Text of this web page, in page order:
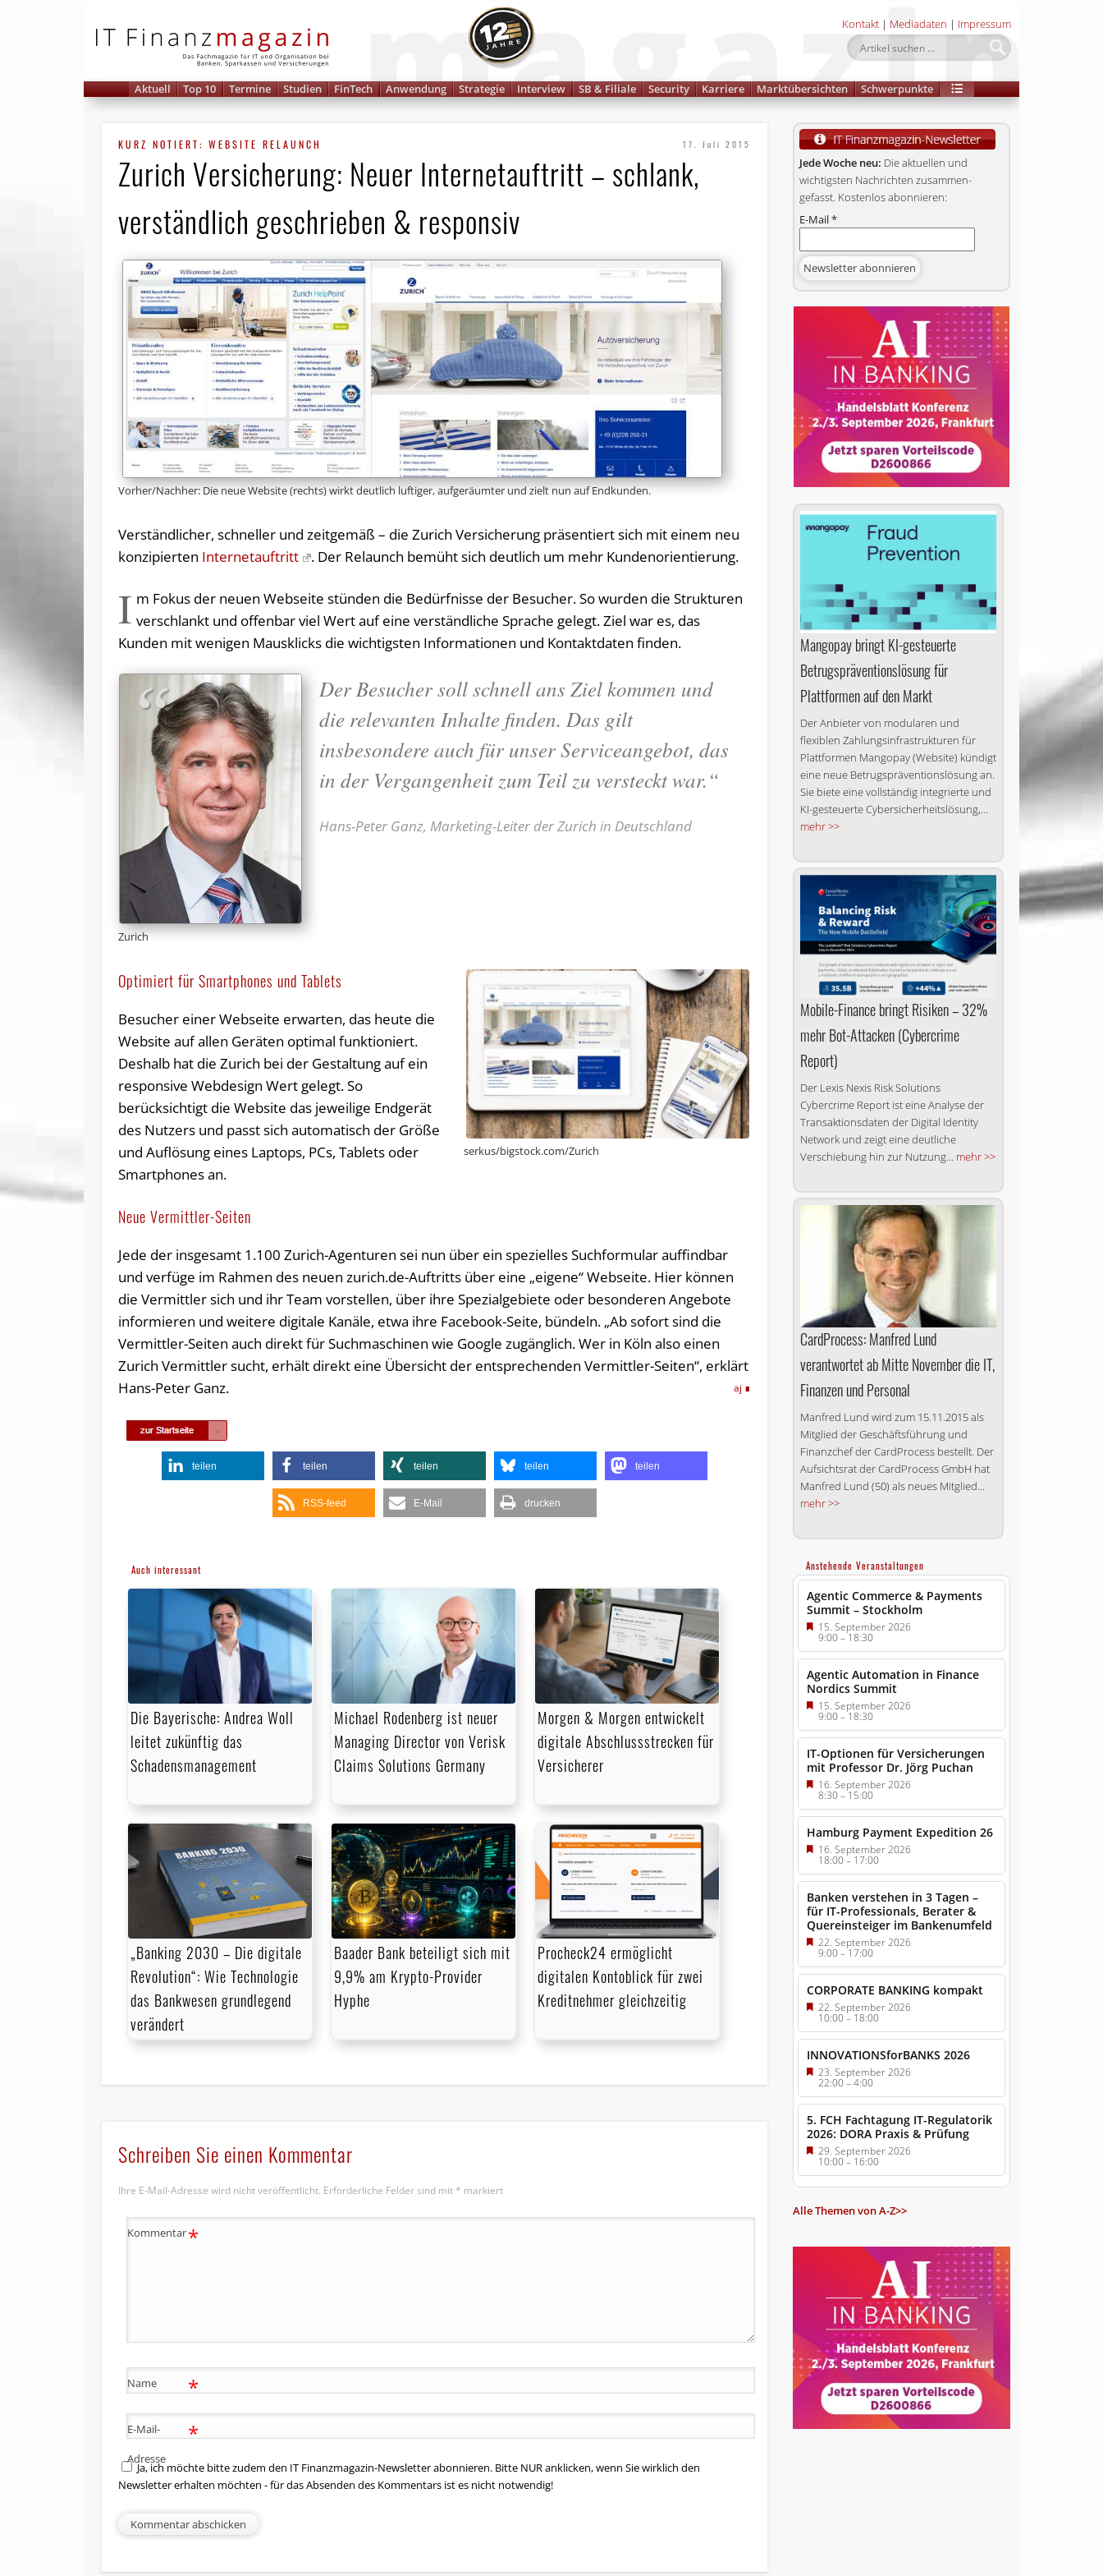
Kontakt | Mediadaten | Impressum
Aktuell Top 10 Termine Studien FinTech Anwendung Strategie Interview SB & Filiale Security Karriere Marktübersichten Schwerpunkte
KURZ NOTIERT: WEBSITE RELAUNCH 17. Juli 2015
Zurich Versicherung: Neuer Internetauftritt – schlank,
verständlich geschrieben & responsiv
Vorher/Nachher: Die neue Website (rechts) wirkt deutlich luftiger, aufgeräumter und zielt nun auf Endkunden.
Verständlicher, schneller und zeitgemäß – die Zurich Versicherung präsentiert sich mit einem neu
konzipierten Internetauftritt . Der Relaunch bemüht sich deutlich um mehr Kundenorientierung.
I m Fokus der neuen Webseite stünden die Bedürfnisse der Besucher. So wurden die Strukturen
verschlankt und offenbar viel Wert auf eine verständliche Sprache gelegt. Ziel war es, das
Kunden mit wenigen Mausklicks die wichtigsten Informationen und Kontaktdaten finden.
Zurich
Der Besucher soll schnell ans Ziel kommen und
die relevanten Inhalte finden. Das gilt
insbesondere auch für unser Serviceangebot, das
in der Vergangenheit zum Teil zu versteckt war.“
Hans-Peter Ganz, Marketing-Leiter der Zurich in Deutschland
serkus/bigstock.com/Zurich
Optimiert für Smartphones und Tablets
Besucher einer Webseite erwarten, das heute die
Website auf allen Geräten optimal funktioniert.
Deshalb hat die Zurich bei der Gestaltung auf ein
responsive Webdesign Wert gelegt. So
berücksichtigt die Website das jeweilige Endgerät
des Nutzers und passt sich automatisch der Größe
und Auflösung eines Laptops, PCs, Tablets oder
Smartphones an.
Neue Vermittler-Seiten
Jede der insgesamt 1.100 Zurich-Agenturen sei nun über ein spezielles Suchformular auffindbar
und verfüge im Rahmen des neuen zurich.de-Auftritts über eine „eigene“ Webseite. Hier können
die Vermittler sich und ihr Team vorstellen, über ihre Spezialgebiete oder besonderen Angebote
informieren und weitere digitale Kanäle, etwa ihre Facebook-Seite, bündeln. „Ab sofort sind die
Vermittler-Seiten auch direkt für Suchmaschinen wie Google zugänglich. Wer in Köln also einen
Zurich Vermittler sucht, erhält direkt eine Übersicht der entsprechenden Vermittler-Seiten“, erklärt
Hans-Peter Ganz.
aj
teilen teilen teilen teilen teilen
RSS-feed E-Mail drucken
Auch interessant
Die Bayerische: Andrea Woll
leitet zukünftig das
Schadensmanagement
Michael Rodenberg ist neuer
Managing Director von Verisk
Claims Solutions Germany
Morgen & Morgen entwickelt
digitale Abschlussstrecken für
Versicherer
„Banking 2030 – Die digitale
Revolution“: Wie Technologie
das Bankwesen grundlegend
verändert
Baader Bank beteiligt sich mit
9,9% am Krypto-Provider
Hyphe
Procheck24 ermöglicht
digitalen Kontoblick für zwei
Kreditnehmer gleichzeitig
Schreiben Sie einen Kommentar
Ihre E-Mail-Adresse wird nicht veröffentlicht. Erforderliche Felder sind mit * markiert
Kommentar*
Name *
E-Mail-
Adresse
*
Ja, ich möchte bitte zudem den IT Finanzmagazin-Newsletter abonnieren. Bitte NUR anklicken, wenn Sie wirklich den
Newsletter erhalten möchten - für das Absenden des Kommentars ist es nicht notwendig!
Jede Woche neu: Die aktuellen und
wichtigsten Nachrichten zusammen­
gefasst. Kostenlos abonnieren:
E-Mail*
Mangopay bringt KI-gesteuerte
Betrugspräventionslösung für
Plattformen auf den Markt
Der Anbieter von modularen und
flexiblen Zahlungsinfrastrukturen für
Plattformen Mangopay (Website) kündigt
eine neue Betrugspräventionslösung an.
Sie biete eine vollständig integrierte und
KI-gesteuerte Cybersicherheitslösung,...
mehr >>
Mobile-Finance bringt Risiken – 32%
mehr Bot-Attacken (Cybercrime
Report)
Der Lexis Nexis Risk Solutions
Cybercrime Report ist eine Analyse der
Transaktionsdaten der Digital Identity
Network und zeigt eine deutliche
Verschiebung hin zur Nutzung... mehr >>
CardProcess: Manfred Lund
verantwortet ab Mitte November die IT,
Finanzen und Personal
Manfred Lund wird zum 15.11.2015 als
Mitglied der Geschäftsführung und
Finanzchef der CardProcess bestellt. Der
Aufsichtsrat der CardProcess GmbH hat
Manfred Lund (50) als neues Mitglied...
mehr >>
Anstehende Veranstaltungen
Agentic Commerce & Payments
Summit – Stockholm
15. September 2026
9:00–18:30
Agentic Automation in Finance
Nordics Summit
15. September 2026
9:00–18:30
IT-Optionen für Versicherungen
mit Professor Dr. Jörg Puchan
16. September 2026
8:30–15:00
Hamburg Payment Expedition 26
16. September 2026
18:00– 17:00
Banken verstehen in 3 Tagen –
für IT-Professionals, Berater &
Quereinsteiger im Bankenumfeld
22. September 2026
9:00–17:00
CORPORATE BANKING kompakt
22. September 2026
10:00– 18:00
INNOVATIONSforBANKS 2026
23. September 2026
22:00–4:00
5. FCH Fachtagung IT-Regulatorik
2026: DORA Praxis & Prüfung
29. September 2026
10:00– 16:00
Alle Themen von A-Z>>